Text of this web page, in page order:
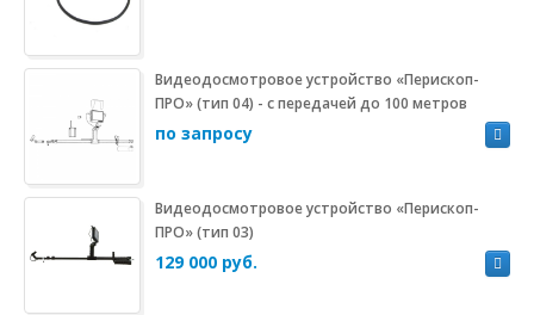
Видеодосмотровое устройство «Перископ-
ПРО» (тип 04) - с передачей до 100 метров
по запросу
Видеодосмотровое устройство «Перископ-
ПРО» (тип 03)
129 000 руб.